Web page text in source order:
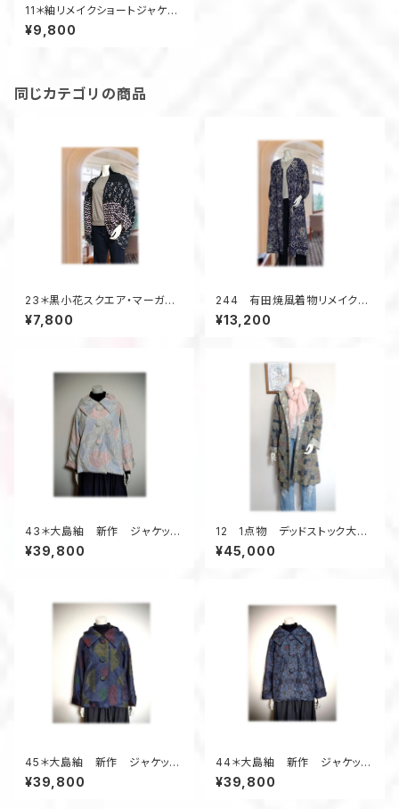
11＊紬リメイクショートジャケッ
ト（紺）
¥9,800
同じカテゴリの商品
23＊黒小花スクエア・マーガレ
ット（黒／パッチワーク）
¥7,800
244 有田焼風着物リメイク羽
織れるワンピーㇲ（紺／有田焼
風）
¥13,200
43＊大島紬 新作 ジャケッ
ト 昭和レトロ 着物リメイ
ク 薔薇柄 ブルー系
¥39,800
12 1点物 デッドストック大島
紬 リバーシブルAラインコー
ト 羽織り物 フード付き ス
¥45,000
45＊大島紬 新作 ジャケッ
ト 昭和レトロ 着物リメイク
三角柄 紺色
¥39,800
44＊大島紬 新作 ジャケッ
ト 昭和レトロ 着物リメイク
花柄 黒×紺系
¥39,800